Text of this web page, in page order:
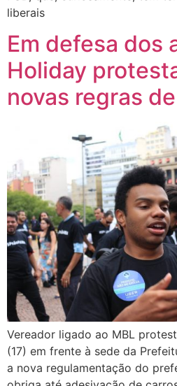
liberais
Em defesa dos
Holiday
novas regras
Vereador ligado ao MBL
(17) em frente à sede da
a nova regulamentação do